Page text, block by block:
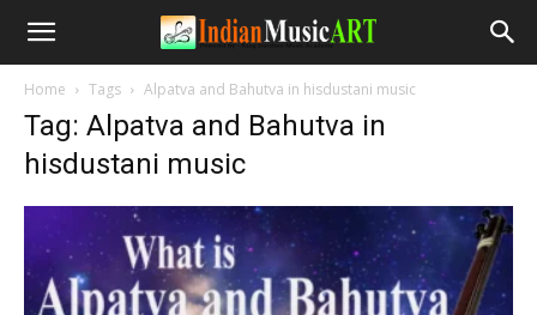
Home Tags Alpatva and Bahutva in hisdustani music
Tag: Alpatva and Bahutva in
hisdustani music